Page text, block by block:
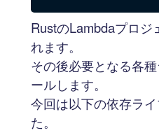
RustのLambdaプロジ
れます。
その後必要となる各
ールします。
今回は以下の依存ラ
た。